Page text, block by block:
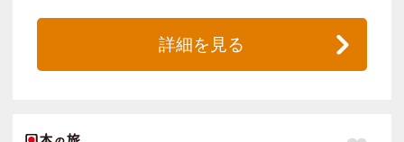
詳細を見る